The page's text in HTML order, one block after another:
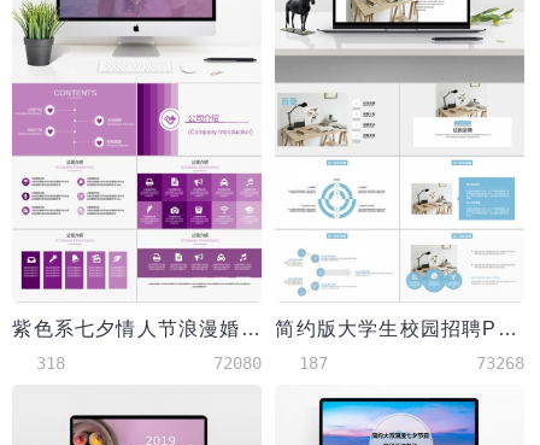
紫色系七夕情人节浪漫婚礼策划PPT模板
318 72080
简约版大学生校园招聘PPT模板
187 73268